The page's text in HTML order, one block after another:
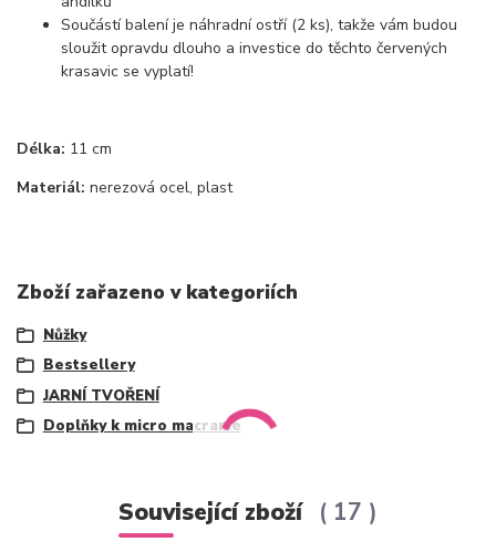
Součástí balení je náhradní ostří (2 ks), takže vám budou
sloužit opravdu dlouho a investice do těchto červených
krasavic se vyplatí!
Délka: 11 cm
Materiál: nerezová ocel, plast
Zboží zařazeno v kategoriích
Nůžky
Bestsellery
JARNÍ TVOŘENÍ
Doplňky k micro macrame
Související zboží 17